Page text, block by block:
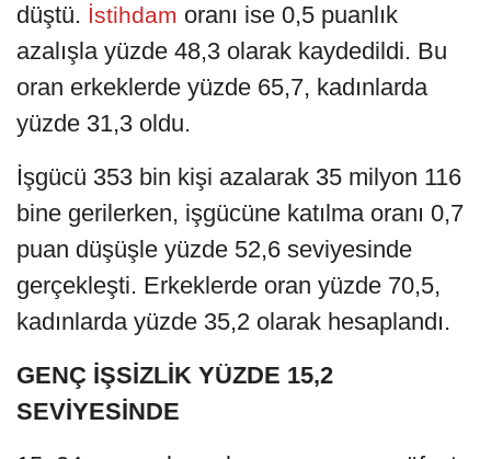
düştü. İstihdam oranı ise 0,5 puanlık
azalışla yüzde 48,3 olarak kaydedildi. Bu
oran erkeklerde yüzde 65,7, kadınlarda
yüzde 31,3 oldu.
İşgücü 353 bin kişi azalarak 35 milyon 116
bine gerilerken, işgücüne katılma oranı 0,7
puan düşüşle yüzde 52,6 seviyesinde
gerçekleşti. Erkeklerde oran yüzde 70,5,
kadınlarda yüzde 35,2 olarak hesaplandı.
GENÇ İŞSİZLİK YÜZDE 15,2
SEVİYESİNDE